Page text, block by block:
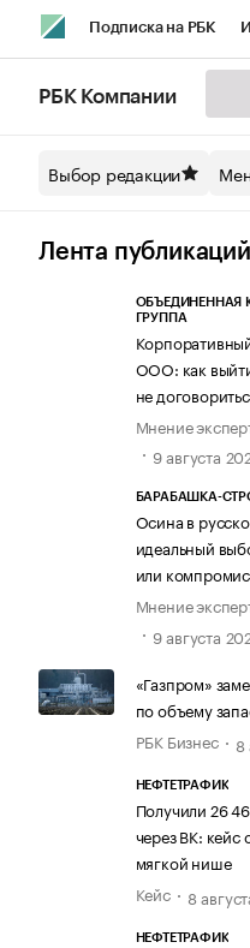
Подписка на РБК
Спецпроекты СПб
Технологии и медиа
РБК Компании
Выбор редакции
Лента публикаций
ОБЪЕДИНЕННАЯ
ГРУППА
ООО: как
не
Мнение
9 августа
БАРАБАШКА-
Осина в
идеальный
или
Мнение
9 августа
«Газпром»
по объему
РБК Бизнес
8
НЕФТЕТРАФИК
Получили 26
через ВК:
мягкой нише
Кейс
8
НЕФТЕТРАФИК